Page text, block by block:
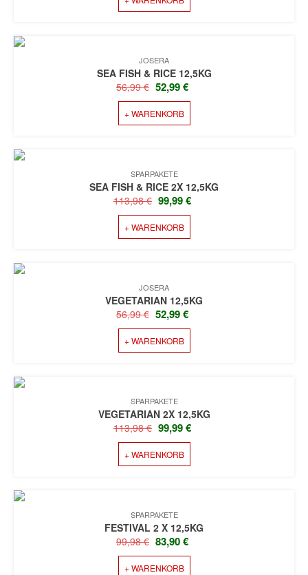
95,98 €
JOSERA
SEA FISH & RICE 12,5KG
56,99€ URSPRÜNGLICHER
PREIS
WAR:
56,99 €
52,99€
+ WARENKORB
SPARPAKETE
SEA FISH & RICE 2X 12,5KG
113,98€ URSPRÜNGLICHER
PREIS
WAR:
113,98 €
99,99€
+ WARENKORB
JOSERA
VEGETARIAN 12,5KG
56,99€ URSPRÜNGLICHER
PREIS
WAR:
56,99 €
52,99€
+ WARENKORB
SPARPAKETE
VEGETARIAN 2X 12,5KG
113,98€ URSPRÜNGLICHER
PREIS
WAR:
113,98 €
99,99€
+ WARENKORB
SPARPAKETE
FESTIVAL 2 X 12,5KG
99,98€ URSPRÜNGLICHER
PREIS
WAR:
83,90€
+ WARENKORB